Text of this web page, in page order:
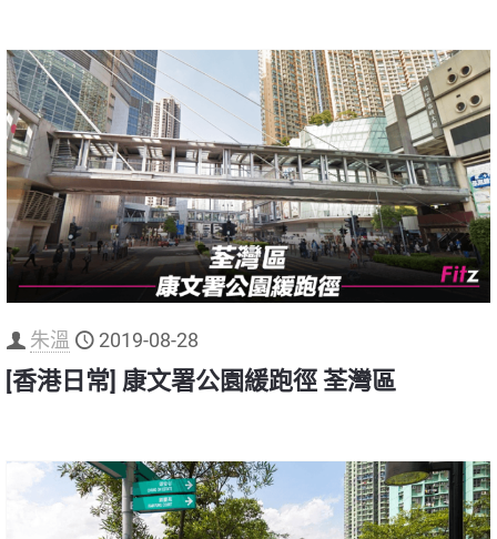
朱溫 2019-08-28
[香港日常] 康文署公園緩跑徑 荃灣區